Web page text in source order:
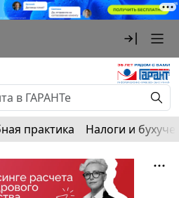
практика Налоги и